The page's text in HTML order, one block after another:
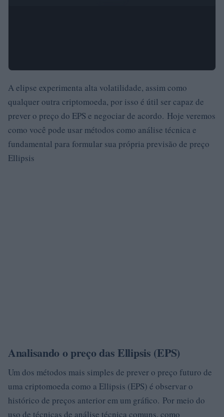
A elipse experimenta alta volatilidade, assim como
qualquer outra criptomoeda, por isso é útil ser capaz de
prever o preço do EPS e negociar de acordo. Hoje veremos
como você pode usar métodos como análise técnica e
fundamental para formular sua própria previsão de preço
Ellipsis
Analisando o preço das Ellipsis (EPS)
Um dos métodos mais simples de prever o preço futuro de
uma criptomoeda como a Ellipsis (EPS) é observar o
histórico de preços anterior em um gráfico. Por meio do
uso de técnicas de análise técnica comuns, como